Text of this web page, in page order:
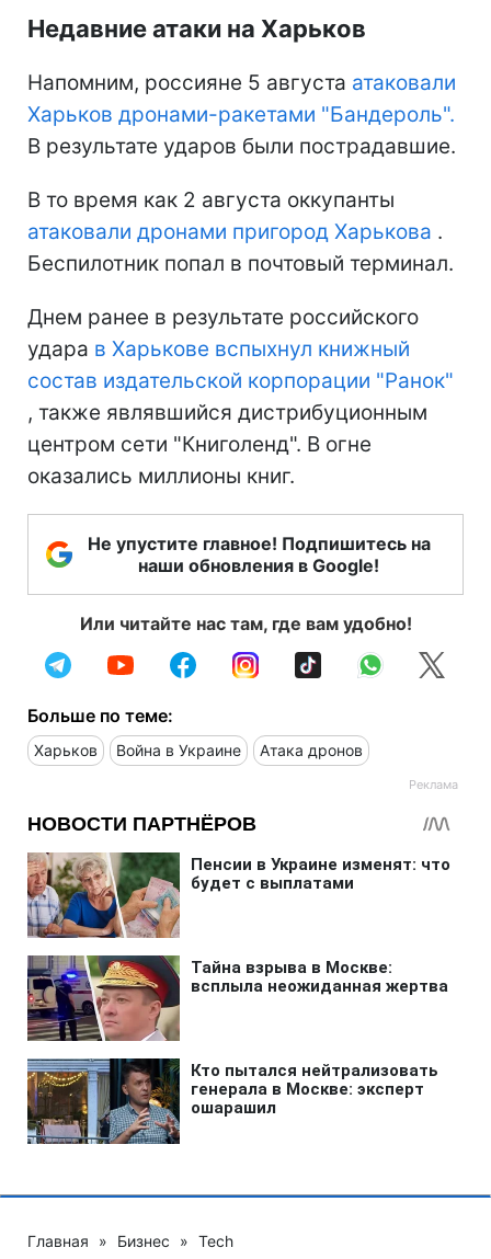
Недавние атаки на Харьков
Напомним, россияне 5 августа атаковали
Харьков дронами-ракетами "Бандероль".
В результате ударов были пострадавшие.
В то время как 2 августа оккупанты
атаковали дронами пригород Харькова .
Беспилотник попал в почтовый терминал.
Днем ранее в результате российского
удара в Харькове вспыхнул книжный
состав издательской корпорации "Ранок"
, также являвшийся дистрибуционным
центром сети "Книголенд". В огне
оказались миллионы книг.
Не упустите главное! Подпишитесь на
наши обновления в Google!
Или читайте нас там, где вам удобно!
Больше по теме:
Харьков Война в Украине Атака дронов
Главная » Бизнес » Tech